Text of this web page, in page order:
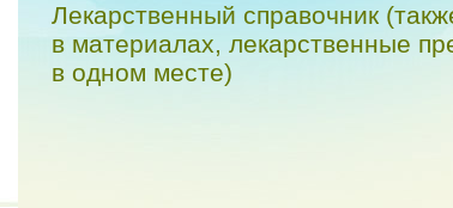
Лекарственный справочник
в материалах, лекарственные
в одном месте)